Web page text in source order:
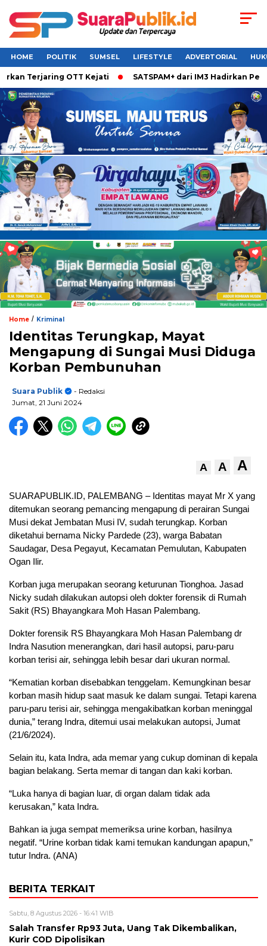
HOME POLITIK SUMSEL LIFESTYLE ADVERTORIAL
OTT Kejati SATSPAM+ dari IM3 Hadirkan
Home / Kriminal
Identitas Terungkap, Mayat
Mengapung di Sungai Musi Diduga
Korban Pembunuhan
Suara Publik
- Redaksi
Jumat, 21 Juni 2024
A A A
SUARAPUBLIK.ID, PALEMBANG – Identitas mayat Mr X yang
ditemukan seorang pemancing mengapung di perairan Sungai
Musi dekat Jembatan Musi IV, sudah terungkap. Korban
diketahui bernama Nicky Pardede (23), warga Babatan
Saudagar, Desa Pegayut, Kecamatan Pemulutan, Kabupaten
Ogan Ilir.
Korban juga merupakan seorang keturunan Tionghoa. Jasad
Nicky sudah dilakukan autopsi oleh dokter forensik di Rumah
Sakit (RS) Bhayangkara Moh Hasan Palembang.
Dokter forensik RS Bhayangkara Moh Hasan Palembang dr
Indra Nasution menerangkan, dari hasil autopsi, paru-paru
korban terisi air, sehingga lebih besar dari ukuran normal.
“Kematian korban disebabkan tenggelam. Kemungkinan besar
korban masih hidup saat masuk ke dalam sungai. Tetapi karena
paru-paru terisi air, sehingga mengakibatkan korban meninggal
dunia,” terang Indra, ditemui usai melakukan autopsi, Jumat
(21/6/2024).
Selain itu, kata Indra, ada memar yang cukup dominan di kepala
bagian belakang. Serta memar di tangan dan kaki korban.
“Luka hanya di bagian luar, di organ dalam tidak ada
kerusakan,” kata Indra.
Bahkan ia juga sempat memeriksa urine korban, hasilnya
negatif. “Urine korban tidak kami temukan kandungan apapun,”
tutur Indra. (ANA)
BERITA TERKAIT
Sabtu, 8 Agustus 2026 - 16:41 WIB
Salah Transfer Rp93 Juta, Uang Tak Dikembalikan,
Kurir COD Dipolisikan